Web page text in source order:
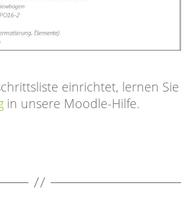
einrichtet, lernen Sie
in unsere Moodle-Hilfe.